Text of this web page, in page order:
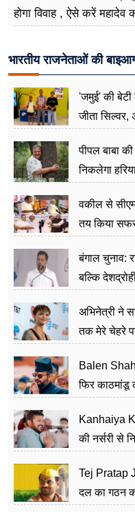
होगा विवाह , ऐसे करें महादेव
भारतीय राजनेताओं की
'जमुई' की
जीता सिल्वर,
पीपल बाबा
निकलेगा
वकील से
तय किया
बंगाल चुनाव:
बल्कि
अभिनेत्री ने
तक मेरे चेहरे
Balen
फिर काठमांडू
Kanhaiya
की नर्सरी से
Tej Pratap
दल का गठन